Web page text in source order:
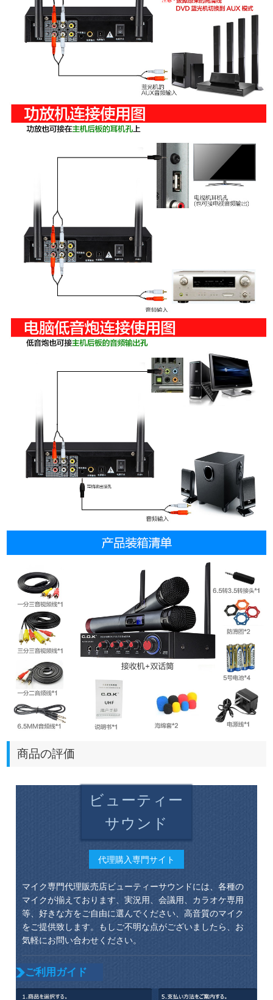
商品の評価
ビューティー
サウンド
代理購入専門サイト
マイク専門代理販売店ビューティーサウンドには、各種の
マイクが揃えております、実況用、会議用、カラオケ専用
等、好きな方をご自由に選んでください、高音質のマイク
をご提供致します。もしご不明な点がございましたら、お
気軽にお問い合わせください。
ご利用ガイド